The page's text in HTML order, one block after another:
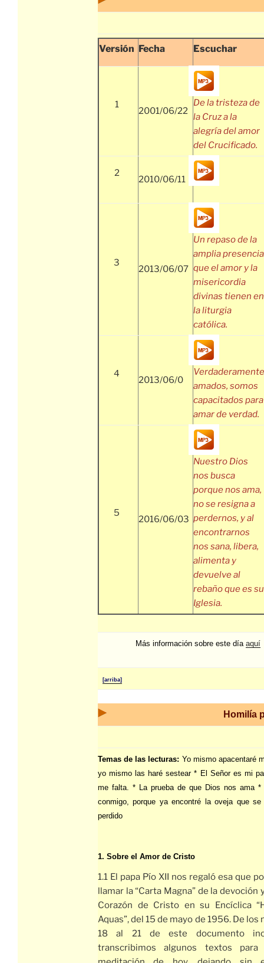
Versión Fecha Escuchar
1
2001/06/22
De la tristeza de
la Cruz a la
alegría del amor
del Crucificado.
2
2010/06/11
3
2013/06/07
Un repaso de la
amplia presencia
que el amor y la
misericordia
divinas tienen en
la liturgia
católica.
4
2013/06/0
Verdaderamente
amados, somos
capacitados para
amar de verdad.
5
2016/06/03
Nuestro Dios
nos busca
porque nos ama,
no se resigna a
perdernos, y al
encontrarnos
nos sana, libera,
alimenta y
devuelve al
rebaño que es su
Iglesia.
Más información sobre este día aquí
[arriba]
Homilía
Temas de las lecturas: Yo mismo apacentaré
yo mismo las haré sestear * El Señor es mi
me falta. * La prueba de que Dios nos ama *
conmigo, porque ya encontré la oveja que
perdido
1. Sobre el Amor de Cristo
1.1 El papa Pío XII nos regaló esa que
llamar la “Carta Magna” de la devoción
Corazón de Cristo en su Encíclica
Aquas”, del 15 de mayo de 1956. De los
18 al 21 de este documento
transcribimos algunos textos para